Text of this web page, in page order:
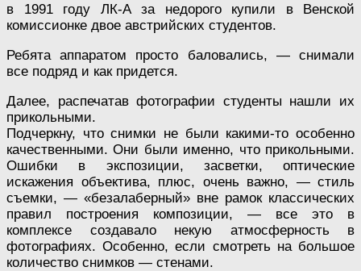
в 1991 году ЛК-А за недорого купили в Венской
комиссионке двое австрийских студентов.
Ребята аппаратом просто баловались, — снимали
все подряд и как придется.
Далее, распечатав фотографии студенты нашли их
прикольными.
Подчеркну, что снимки не были какими-то особенно
качественными. Они были именно, что прикольными.
Ошибки в экспозиции, засветки, оптические
искажения объектива, плюс, очень важно, — стиль
съемки, — «безалаберный» вне рамок классических
правил построения композиции, — все это в
комплексе создавало некую атмосферность в
фотографиях. Особенно, если смотреть на большое
количество снимков — стенами.